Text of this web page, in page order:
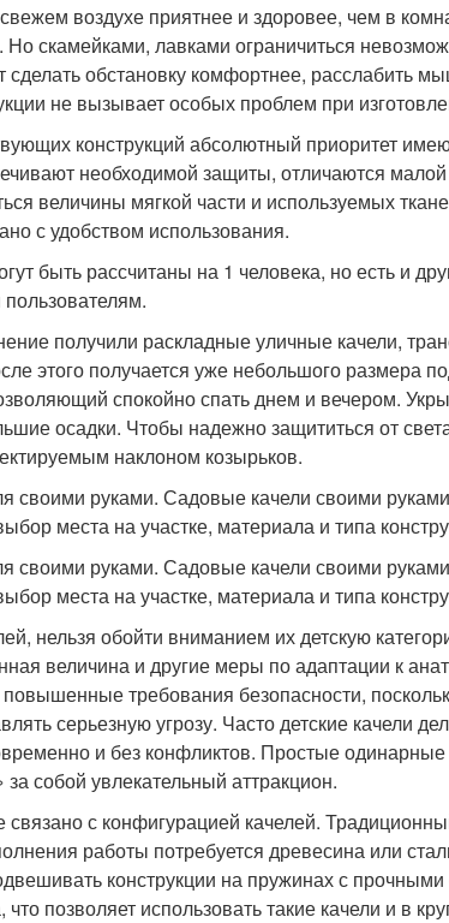
воздухе приятнее и здоровее, чем в
Но скамейками, лавками ограничиться
обстановку комфортнее, расслабить
не вызывает особых проблем при
конструкций абсолютный приоритет
необходимой защиты, отличаются
величины мягкой части и используемых
с удобством использования.
быть рассчитаны на 1 человека, но есть и
получили раскладные уличные качели,
этого получается уже небольшого размера
спокойно спать днем и вечером.
осадки. Чтобы надежно защититься от
наклоном козырьков.
нельзя обойти вниманием их детскую
величина и другие меры по адаптации к
требования безопасности,
серьезную угрозу. Часто детские качели
и без конфликтов. Простые
собой увлекательный аттракцион.
с конфигурацией качелей.
работы потребуется древесина или
конструкции на пружинах с прочными
что позволяет использовать такие качели и в